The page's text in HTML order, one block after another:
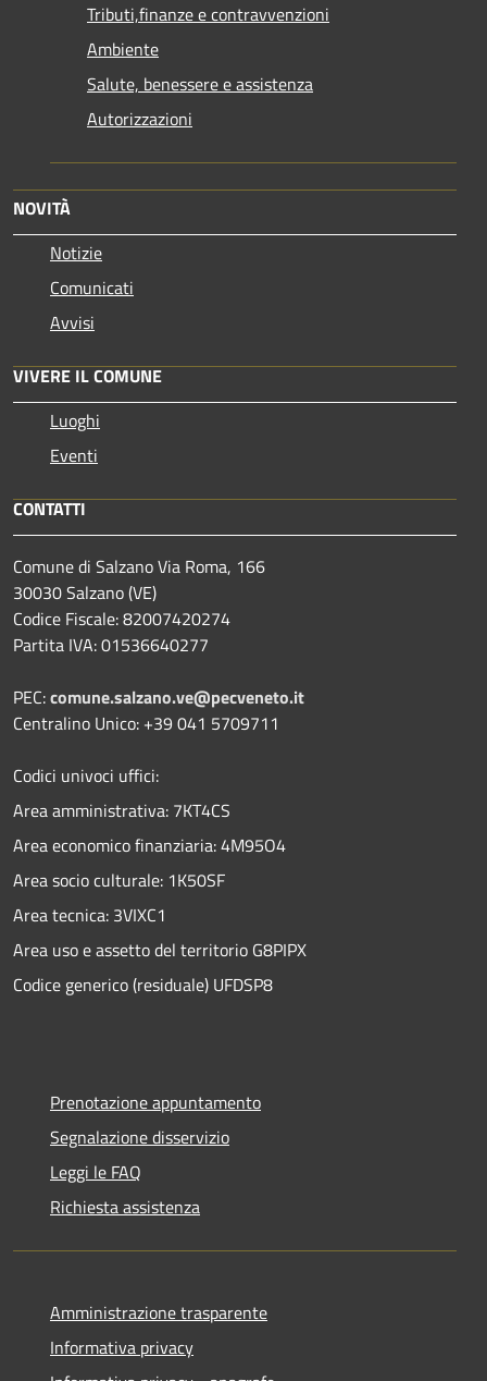
Tributi,finanze e contravvenzioni
Ambiente
Salute, benessere e assistenza
Autorizzazioni
NOVITÀ
Notizie
Comunicati
Avvisi
VIVERE IL COMUNE
Luoghi
Eventi
CONTATTI
Comune di Salzano Via Roma, 166
30030 Salzano (VE)
Codice Fiscale: 82007420274
Partita IVA: 01536640277
PEC:comune.salzano.ve@pecveneto.it
Centralino Unico: +39 041 5709711
Codici univoci uffici:
Area amministrativa: 7KT4CS
Area economico finanziaria: 4M95O4
Area socio culturale: 1K50SF
Area tecnica: 3VIXC1
Area uso e assetto del territorio G8PIPX
Codice generico (residuale) UFDSP8
Prenotazione appuntamento
Segnalazione disservizio
Leggi le FAQ
Richiesta assistenza
Amministrazione trasparente
Informativa privacy